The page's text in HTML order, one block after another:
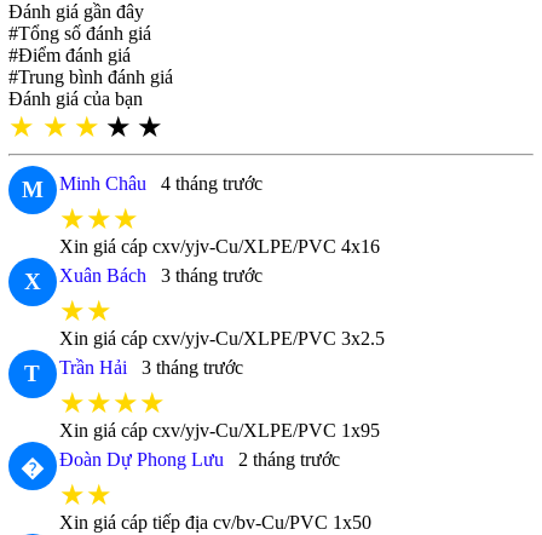
Đánh giá gần đây
#Tổng số đánh giá
#Điểm đánh giá
#Trung bình đánh giá
Đánh giá của bạn
★ ★ ★ ★ ★
M Minh Châu 4 tháng trước
★★★
Xin giá cáp cxv/yjv-Cu/XLPE/PVC 4x16
X Xuân Bách 3 tháng trước
★★
Xin giá cáp cxv/yjv-Cu/XLPE/PVC 3x2.5
T Trần Hải 3 tháng trước
★★★★
Xin giá cáp cxv/yjv-Cu/XLPE/PVC 1x95
� Đoàn Dự Phong Lưu 2 tháng trước
★★
Xin giá cáp tiếp địa cv/bv-Cu/PVC 1x50